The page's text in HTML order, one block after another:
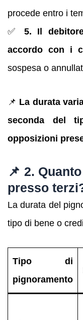
procede entro i
✅ 5. Il
accordo con i
sospesa o
📌 La durata
seconda del
opposizioni
📌 2.
presso
La durata del
tipo di bene o
Tipo di
pignoramento